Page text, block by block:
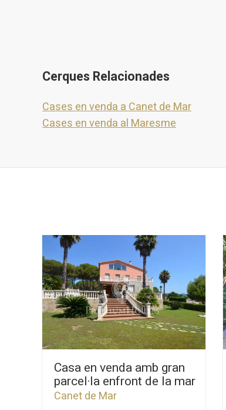
Cerques Relacionades
Cases en venda a Canet de Mar
Cases en venda al Maresme
Casa en venda amb gran
parcel·la enfront de la mar
a Canet de Mar
Canet de Mar